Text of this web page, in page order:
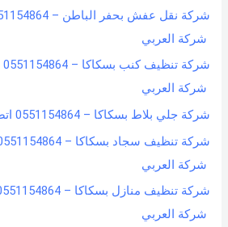
شركة العربي
شركة العربي
شركة جلي بلاط بسكاكا – 0551154864 اتصل بنا – شركة العربي
شركة العربي
شركة العربي